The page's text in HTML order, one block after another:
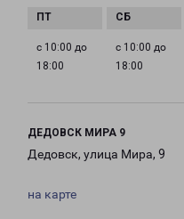
с 10:00 до
18:00
с 10:00 до
18:00
ДЕДОВСК МИРА 9
Дедовск, улица Мира, 9
на карте